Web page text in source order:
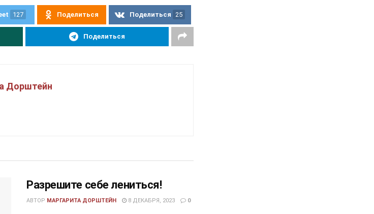
127 Поделиться Поделиться 25
Поделиться
Дорштейн
Разрешите себе лениться!
АВТОР МАРГАРИТА ДОРШТЕЙН 8 ДЕКАБРЯ, 2023 0